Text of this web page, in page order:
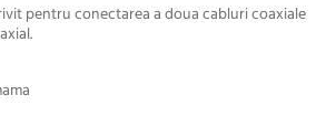
pentru conectarea a doua cabluri coaxiale